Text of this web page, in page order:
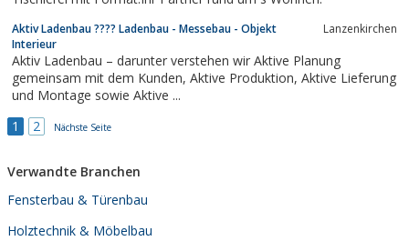
Aktiv Ladenbau ???? Ladenbau - Messebau - Objekt
Interieur
Lanzenkirchen
Aktiv Ladenbau – darunter verstehen wir Aktive Planung
gemeinsam mit dem Kunden, Aktive Produktion, Aktive Lieferung
und Montage sowie Aktive ...
1
2 Nächste Seite
Verwandte Branchen
Fensterbau & Türenbau
Holztechnik & Möbelbau